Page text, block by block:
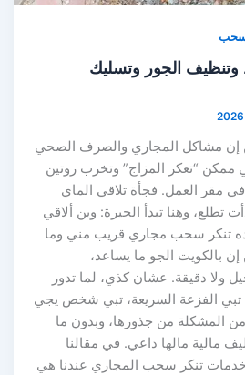
الجور وتسليك
إن مشاكل المجاري والصرف الصحي
ممكن “تعكر المزاج” وتخرب روتين
مقر العمل. فجأة تلاقي الماي
تطلع، وهنا تبدأ الحيرة: وين ألاقي
تنكر سحب مجاري قريب مني وما
إن بالكويت الجو ما يساعد،
ولا دقيقة. عشان كذي، لما تدور
تبي الفزعة السريعة، تبي شخص يجي
المشكلة من جذورها، وبدون ما
مالية مالها داعي. في مقالنا
تنكر سحب المجاري عندنا هي